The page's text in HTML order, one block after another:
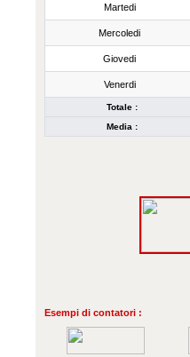
Martedi
Mercoledi
Giovedi
Venerdi
Totale :
Media :
Esempi di contatori :